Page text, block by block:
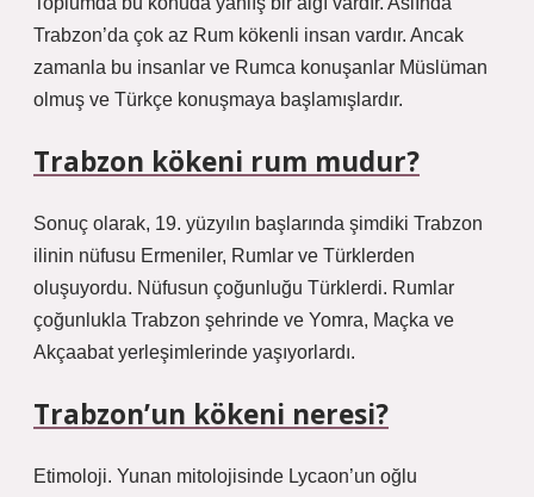
Trabzon’da çok az Rum kökenli insan vardır. Ancak
zamanla bu insanlar ve Rumca konuşanlar Müslüman
olmuş ve Türkçe konuşmaya başlamışlardır.
Trabzon kökeni rum mudur?
Sonuç olarak, 19. yüzyılın başlarında şimdiki Trabzon
ilinin nüfusu Ermeniler, Rumlar ve Türklerden
oluşuyordu. Nüfusun çoğunluğu Türklerdi. Rumlar
çoğunlukla Trabzon şehrinde ve Yomra, Maçka ve
Akçaabat yerleşimlerinde yaşıyorlardı.
Trabzon’un kökeni neresi?
Etimoloji. Yunan mitolojisinde Lycaon’un oğlu